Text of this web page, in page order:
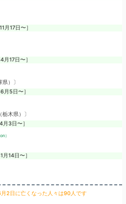
月17日〜］
17日〜］
）〕
5日〜］
木県）〕
3日〜］
）
14日〜］
2日に亡くなった人々は90人です